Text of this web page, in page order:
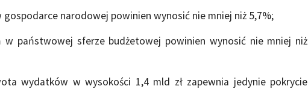
narodowej powinien wynosić nie mniej niż 5,7%;
państwowej sferze budżetowej powinien wynosić nie mniej niż
wydatków w wysokości 1,4 mld zł zapewnia jedynie pokrycie